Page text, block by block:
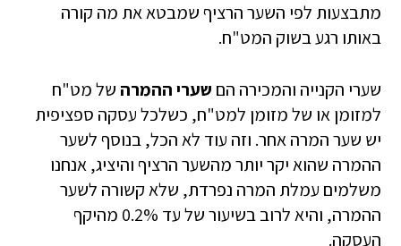
מתבצעות לפי השער הרציף שמבטא את מה קורה
באותו רגע בשוק המט"ח.
שערי הקנייה והמכירה הם שערי ההמרה של מט"ח
למזומן או של מזומן למט"ח, כשלכל עסקה ספציפית
יש שער המרה אחר. וזה עוד לא הכל, בנוסף לשער
ההמרה שהוא יקר יותר מהשער הרציף והיציג, אנחנו
משלמים עמלת המרה נפרדת, שלא קשורה לשער
ההמרה, והיא לרוב בשיעור של עד 0.2% מהיקף
העסקה.